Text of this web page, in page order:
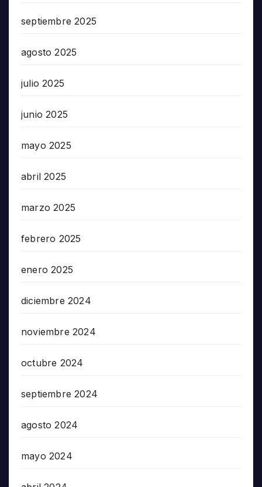
septiembre 2025
agosto 2025
julio 2025
junio 2025
mayo 2025
abril 2025
marzo 2025
febrero 2025
enero 2025
diciembre 2024
noviembre 2024
octubre 2024
septiembre 2024
agosto 2024
mayo 2024